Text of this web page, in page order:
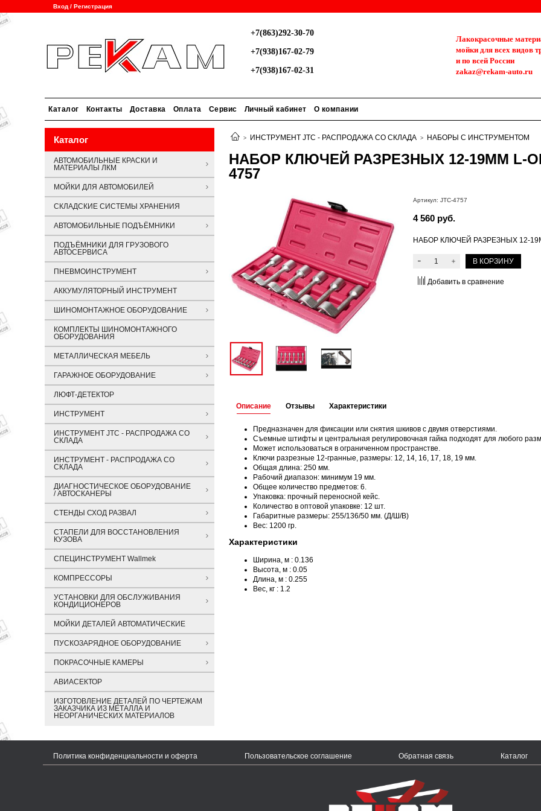
Вход / Регистрация
+7(863)292-30-70
+7(938)167-02-79
+7(938)167-02-31
Лакокрасочные
мойки для всех видов
и по всей России
zakaz@rekam-auto.ru
Каталог Контакты Доставка Оплата Сервис Личный кабинет О компании
ИНСТРУМЕНТ JTC - РАСПРОДАЖА СО СКЛАДА НАБОРЫ С ИНСТРУМЕНТОМ
НАБОР КЛЮЧЕЙ РАЗРЕЗНЫХ 12-19ММ L-
4757
Артикул: JTC-4757
4 560 руб.
НАБОР КЛЮЧЕЙ РАЗРЕЗНЫХ 12-
В КОРЗИНУ
Добавить в сравнение
Описание
Предназначен для фиксации или снятия шкивов с двумя отверстиями.
Съемные штифты и центральная регулировочная гайка подходят для любого
Может использоваться в ограниченном пространстве.
Ключи разрезные 12-гранные, размеры: 12, 14, 16, 17, 18, 19 мм.
Общая длина: 250 мм.
Рабочий диапазон: минимум 19 мм.
Общее количество предметов: 6.
Упаковка: прочный переносной кейс.
Количество в оптовой упаковке: 12 шт.
Габаритные размеры: 255/136/50 мм. (Д/Ш/В)
Вес: 1200 гр.
Характеристики
Ширина, м : 0.136
Высота, м : 0.05
Длина, м : 0.255
Вес, кг : 1.2
Отзывы Характеристики
Каталог
АВТОМОБИЛЬНЫЕ КРАСКИ И
МАТЕРИАЛЫ ЛКМ
МОЙКИ ДЛЯ АВТОМОБИЛЕЙ
СКЛАДСКИЕ СИСТЕМЫ ХРАНЕНИЯ
АВТОМОБИЛЬНЫЕ ПОДЪЁМНИКИ
ПОДЪЁМНИКИ ДЛЯ ГРУЗОВОГО
АВТОСЕРВИСА
ПНЕВМОИНСТРУМЕНТ
АККУМУЛЯТОРНЫЙ ИНСТРУМЕНТ
ШИНОМОНТАЖНОЕ ОБОРУДОВАНИЕ
КОМПЛЕКТЫ ШИНОМОНТАЖНОГО
ОБОРУДОВАНИЯ
МЕТАЛЛИЧЕСКАЯ МЕБЕЛЬ
ГАРАЖНОЕ ОБОРУДОВАНИЕ
ЛЮФТ-ДЕТЕКТОР
ИНСТРУМЕНТ
ИНСТРУМЕНТ JTC - РАСПРОДАЖА СО
СКЛАДА
ИНСТРУМЕНТ - РАСПРОДАЖА СО
СКЛАДА
ДИАГНОСТИЧЕСКОЕ ОБОРУДОВАНИЕ
/ АВТОСКАНЕРЫ
СТЕНДЫ СХОД РАЗВАЛ
СТАПЕЛИ ДЛЯ ВОССТАНОВЛЕНИЯ
КУЗОВА
СПЕЦИНСТРУМЕНТ Wallmek
КОМПРЕССОРЫ
УСТАНОВКИ ДЛЯ ОБСЛУЖИВАНИЯ
КОНДИЦИОНЕРОВ
МОЙКИ ДЕТАЛЕЙ АВТОМАТИЧЕСКИЕ
ПУСКОЗАРЯДНОЕ ОБОРУДОВАНИЕ
ПОКРАСОЧНЫЕ КАМЕРЫ
АВИАСЕКТОР
ИЗГОТОВЛЕНИЕ ДЕТАЛЕЙ ПО ЧЕРТЕЖАМ
ЗАКАЗЧИКА ИЗ МЕТАЛЛА И
НЕОРГАНИЧЕСКИХ МАТЕРИАЛОВ
Политика конфиденциальности и оферта Пользовательское соглашение Обратная связь Каталог